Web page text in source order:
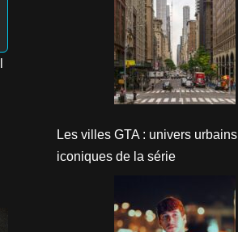
Les villes GTA : univers urbains
iconiques de la série